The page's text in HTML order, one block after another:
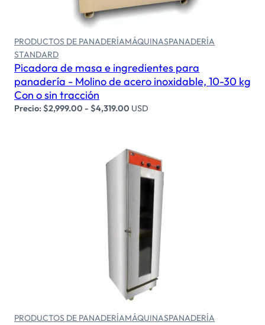
PRODUCTOS DE PANADERÍAMÁQUINASPANADERÍA
STANDARD
Picadora de masa e ingredientes para
panadería - Molino de acero inoxidable, 10-30 kg
Con o sin tracción
Precio:$2,999.00 - $4,319.00 USD
Seleccionar opciones
PRODUCTOS DE PANADERÍAMÁQUINASPANADERÍA